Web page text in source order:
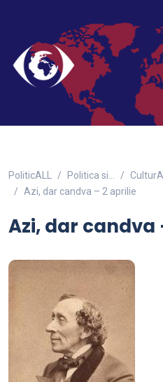
PoliticALL Politica si…
Azi, dar candva – 2 aprilie
Azi, dar candva